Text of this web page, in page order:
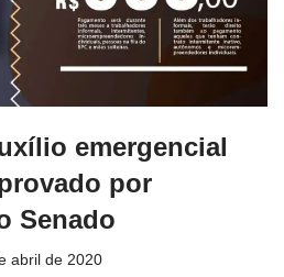
emergencial
por
Senado
abril de 2020